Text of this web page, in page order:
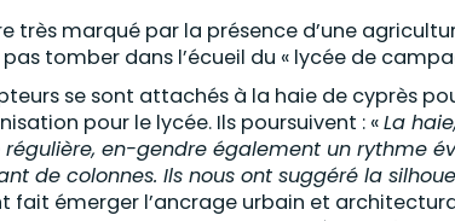
très marqué par la présence d’une
tomber dans l’écueil du « lycée de
se sont attachés à la haie de cyprès
pour le lycée. Ils poursuivent : «La
en-gendre également un rythme
de colonnes. Ils nous ont suggéré la
fait émerger l’ancrage urbain et